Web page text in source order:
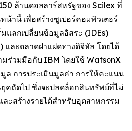
ล้านดอลลาร์สหรัฐของ Scilex ที่
น้านี้ เพื่อสร้างซูเปอร์คอมพิวเตอร์
แลกเปลี่ยนข้อมูลอิสระ (IDEs)
และตลาดฝาแฝดทางดิจิทัล โดยได้
ร่วมมือกับ IBM โดยใช้ WatsonX
ล การประเมินมูลค่า การให้คะแนน
คถัดไป ซึ่งจะปลดล็อกสินทรัพย์ที่ไม่
ละสร้างรายได้สำหรับอุตสาหกรรม